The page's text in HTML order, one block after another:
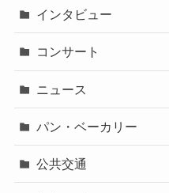
インタビュー
コンサート
ニュース
パン・ベーカリー
公共交通